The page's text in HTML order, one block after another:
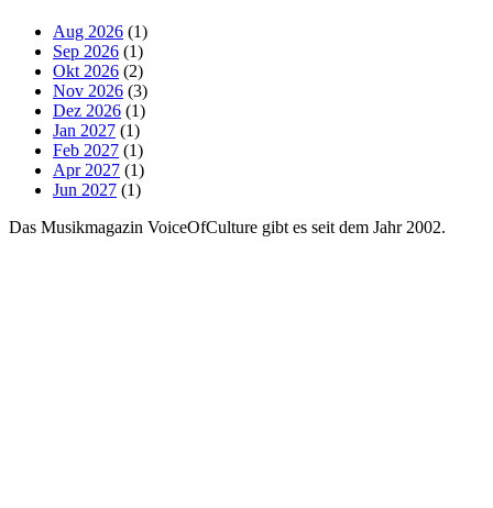
Aug 2026 (1)
Sep 2026 (1)
Okt 2026 (2)
Nov 2026 (3)
Dez 2026 (1)
Jan 2027 (1)
Feb 2027 (1)
Apr 2027 (1)
Jun 2027 (1)
Das Musikmagazin VoiceOfCulture gibt es seit dem Jahr 2002.